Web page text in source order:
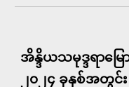
အိန္ဒိယသမုဒ္ဒရာမြ
၂၀၂၄ ခုနှစ်အတွင်း